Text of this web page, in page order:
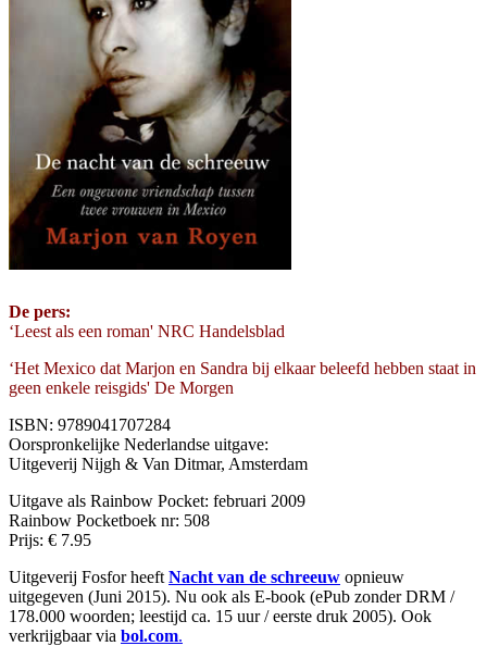
De pers:
‘Leest als een roman' NRC Handelsblad
‘Het Mexico dat Marjon en Sandra bij elkaar beleefd hebben staat in
geen enkele reisgids' De Morgen
ISBN: 9789041707284
Oorspronkelijke Nederlandse uitgave:
Uitgeverij Nijgh & Van Ditmar, Amsterdam
Uitgave als Rainbow Pocket: februari 2009
Rainbow Pocketboek nr: 508
Prijs: € 7.95
Uitgeverij Fosfor heeft Nacht van de schreeuw opnieuw
uitgegeven (Juni 2015). Nu ook als E-book (ePub zonder DRM /
178.000 woorden; leestijd ca. 15 uur / eerste druk 2005). Ook
verkrijgbaar via bol.com.